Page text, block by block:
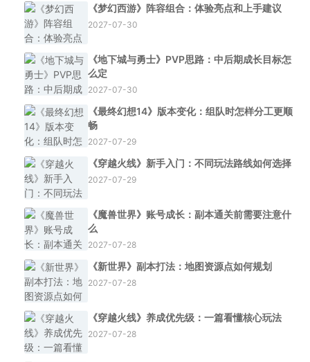
《梦幻西游》阵容组合：体验亮点和上手建议
2027-07-30
《地下城与勇士》PVP思路：中后期成长目标怎
么定
2027-07-30
《最终幻想14》版本变化：组队时怎样分工更顺
畅
2027-07-29
《穿越火线》新手入门：不同玩法路线如何选择
2027-07-29
《魔兽世界》账号成长：副本通关前需要注意什
么
2027-07-28
《新世界》副本打法：地图资源点如何规划
2027-07-28
《穿越火线》养成优先级：一篇看懂核心玩法
2027-07-28